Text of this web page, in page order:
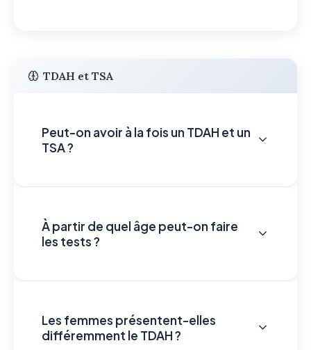
TDAH et TSA
Peut-on avoir à la fois un TDAH et un
TSA ?
À partir de quel âge peut-on faire
les tests ?
Les femmes présentent-elles
différemment le TDAH ?